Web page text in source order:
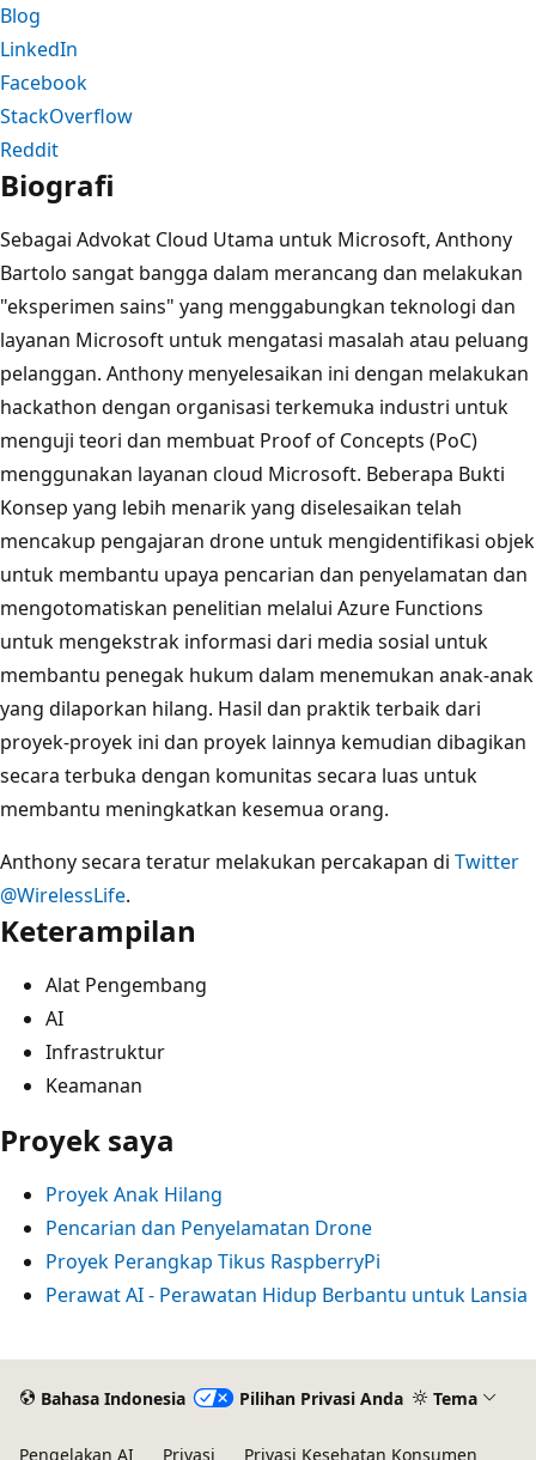
Blog
LinkedIn
Facebook
StackOverflow
Reddit
Biografi
Sebagai Advokat Cloud Utama untuk Microsoft, Anthony
Bartolo sangat bangga dalam merancang dan melakukan
"eksperimen sains" yang menggabungkan teknologi dan
layanan Microsoft untuk mengatasi masalah atau peluang
pelanggan. Anthony menyelesaikan ini dengan melakukan
hackathon dengan organisasi terkemuka industri untuk
menguji teori dan membuat Proof of Concepts (PoC)
menggunakan layanan cloud Microsoft. Beberapa Bukti
Konsep yang lebih menarik yang diselesaikan telah
mencakup pengajaran drone untuk mengidentifikasi objek
untuk membantu upaya pencarian dan penyelamatan dan
mengotomatiskan penelitian melalui Azure Functions
untuk mengekstrak informasi dari media sosial untuk
membantu penegak hukum dalam menemukan anak-anak
yang dilaporkan hilang. Hasil dan praktik terbaik dari
proyek-proyek ini dan proyek lainnya kemudian dibagikan
secara terbuka dengan komunitas secara luas untuk
membantu meningkatkan kesemua orang.
Anthony secara teratur melakukan percakapan di Twitter
@WirelessLife.
Keterampilan
Alat Pengembang
AI
Infrastruktur
Keamanan
Proyek saya
Proyek Anak Hilang
Pencarian dan Penyelamatan Drone
Proyek Perangkap Tikus RaspberryPi
Perawat AI - Perawatan Hidup Berbantu untuk Lansia
dinonaktifkan
Bahasa Indonesia Pilihan Privasi Anda Tema
Pengelakan AI Privasi Privasi Kesehatan Konsumen